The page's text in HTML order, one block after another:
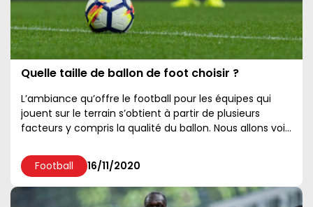
Quelle taille de ballon de foot choisir ?
L’ambiance qu’offre le football pour les équipes qui
jouent sur le terrain s’obtient à partir de plusieurs
facteurs y compris la qualité du ballon. Nous allons voir
Football
16/11/2020